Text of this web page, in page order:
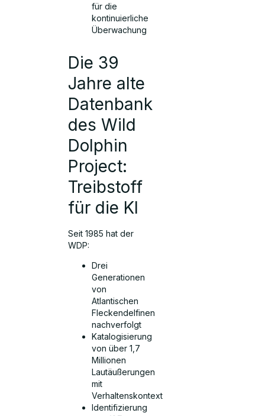
für die
kontinuierliche
Überwachung
Die 39
Jahre alte
Datenbank
des Wild
Dolphin
Project:
Treibstoff
für die KI
Seit 1985 hat der
WDP:
Drei
Generationen
von
Atlantischen
Fleckendelfinen
nachverfolgt
Katalogisierung
von über 1,7
Millionen
Lautäußerungen
mit
Verhaltenskontext
Identifizierung